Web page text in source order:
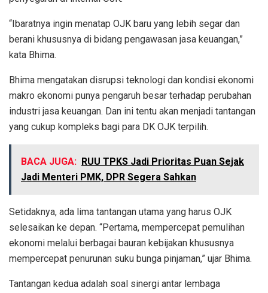
“Ibaratnya ingin menatap OJK baru yang lebih segar dan
berani khususnya di bidang pengawasan jasa keuangan,”
kata Bhima.
Bhima mengatakan disrupsi teknologi dan kondisi ekonomi
makro ekonomi punya pengaruh besar terhadap perubahan
industri jasa keuangan. Dan ini tentu akan menjadi tantangan
yang cukup kompleks bagi para DK OJK terpilih.
BACA JUGA: RUU TPKS Jadi Prioritas Puan Sejak
Jadi Menteri PMK, DPR Segera Sahkan
Setidaknya, ada lima tantangan utama yang harus OJK
selesaikan ke depan. “Pertama, mempercepat pemulihan
ekonomi melalui berbagai bauran kebijakan khususnya
mempercepat penurunan suku bunga pinjaman,” ujar Bhima.
Tantangan kedua adalah soal sinergi antar lembaga